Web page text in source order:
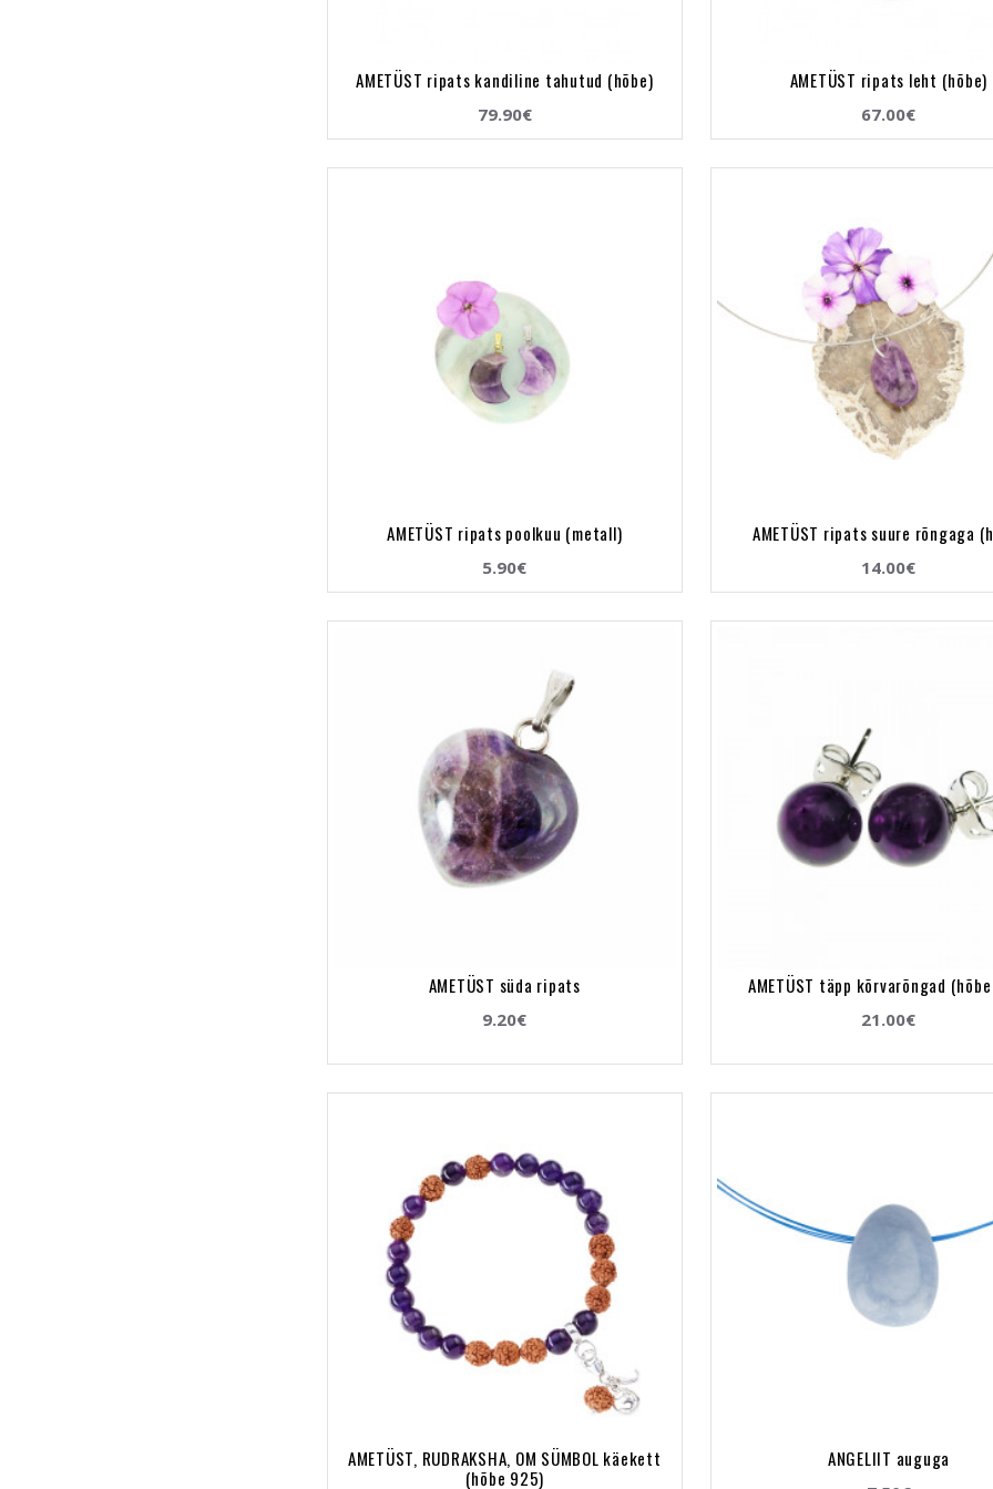
AMETÜST ripats kandiline tahutud (hõbe)
79.90€
AMETÜST ripats leht (hõbe)
67.00€
AMETÜST ripats poolkuu (metall)
5.90€
AMETÜST ripats suure rõngaga
14.00€
AMETÜST süda ripats
9.20€
AMETÜST täpp kõrvarõngad
21.00€
AMETÜST, RUDRAKSHA, OM SÜMBOL käekett
(hõbe 925)
ANGELIIT auguga